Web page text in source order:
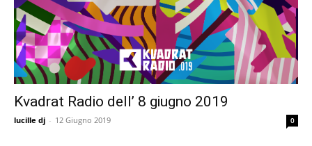
Kvadrat Radio dell’ 8 giugno 2019
lucille dj - 12 Giugno 2019 0